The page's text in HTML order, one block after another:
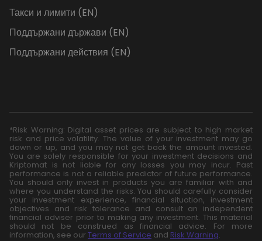
Такси и лимити (EN)
Поддържани държави (EN)
Поддържани действия (EN)
*Risk Warning: Digital asset prices are subject to high market
risk and price volatility. The value of your investment may go
down or up, and you may not get back the amount invested.
You are solely responsible for your investment decisions and
Kriptomat is not liable for any losses you may incur. Past
performance is not a reliable predictor of future performance.
You should only invest in products you are familiar with and
where you understand the risks. You should carefully consider
your investment experience, financial situation, investment
objectives and risk tolerance and consult an independent
financial adviser prior to making any investment. This material
should not be construed as financial advice. For more
information, see our Terms of Service and Risk Warning.